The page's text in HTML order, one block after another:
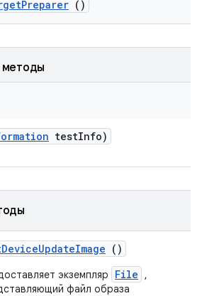
Preparer ()
testInfo)
DeviceUpdateImage ()
экземпляр File
,
файл образа